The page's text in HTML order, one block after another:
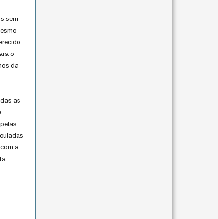
sem
o
da
as
a